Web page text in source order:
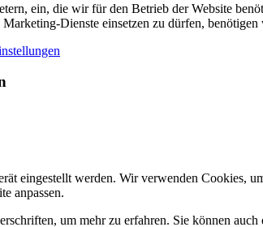
ein, die wir für den Betrieb der Website
Dienste einsetzen zu dürfen,
eingestellt werden. Wir verwenden Cookies,
anpassen.
um mehr zu erfahren. Sie können